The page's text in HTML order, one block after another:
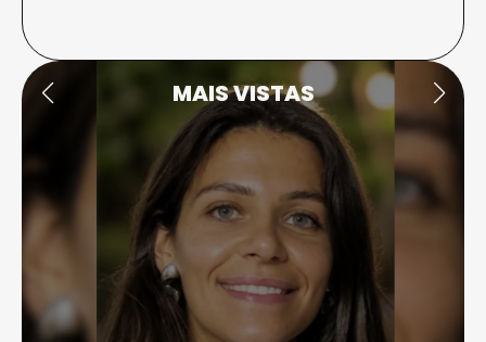
MAIS VISTAS